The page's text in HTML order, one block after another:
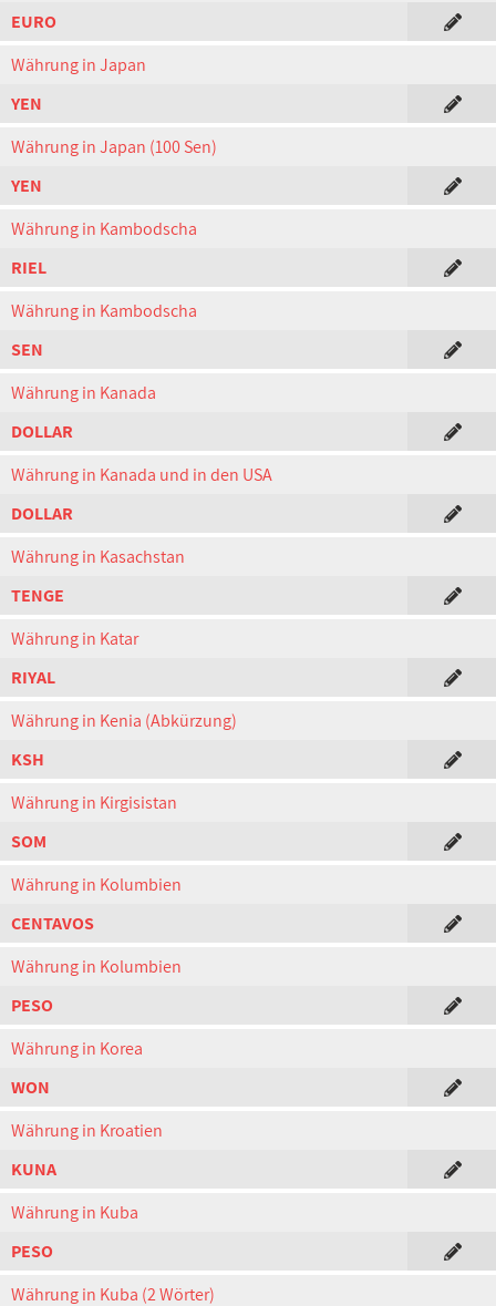
EURO
Währung in Japan
YEN
Währung in Japan (100 Sen)
YEN
Währung in Kambodscha
RIEL
Währung in Kambodscha
SEN
Währung in Kanada
DOLLAR
Währung in Kanada und in den USA
DOLLAR
Währung in Kasachstan
TENGE
Währung in Katar
RIYAL
Währung in Kenia (Abkürzung)
KSH
Währung in Kirgisistan
SOM
Währung in Kolumbien
CENTAVOS
Währung in Kolumbien
PESO
Währung in Korea
WON
Währung in Kroatien
KUNA
Währung in Kuba
PESO
Währung in Kuba (2 Wörter)